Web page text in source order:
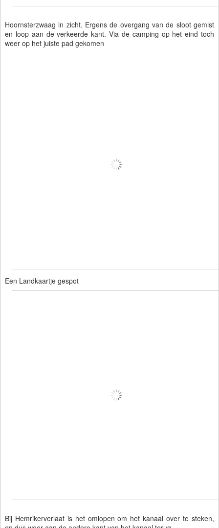
Hoornsterzwaag in zicht. Ergens de overgang van de sloot gemist
en loop aan de verkeerde kant. Via de camping op het eind toch
weer op het juiste pad gekomen
Een Landkaartje gespot
Bij Hemrikerverlaat is het omlopen om het kanaal over te steken,